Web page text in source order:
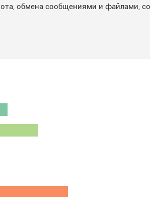
обмена сообщениями и файлами,